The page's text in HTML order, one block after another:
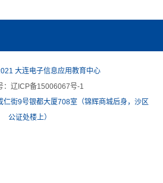
大连电子信息应用教育中心
：辽ICP备15006067号-1
仁街9号银都大厦708室（锦辉商城后身，沙区
公证处楼上）